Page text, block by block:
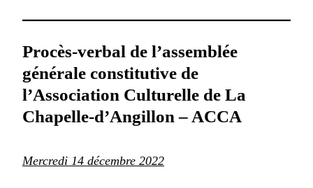
Procès-verbal de l’assemblée
générale constitutive de
l’Association Culturelle de La
Chapelle-d’Angillon – ACCA
Mercredi 14 décembre 2022